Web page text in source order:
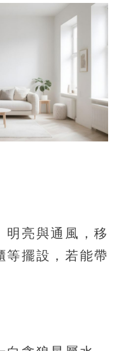
明亮與通風，移
等擺設，若能帶